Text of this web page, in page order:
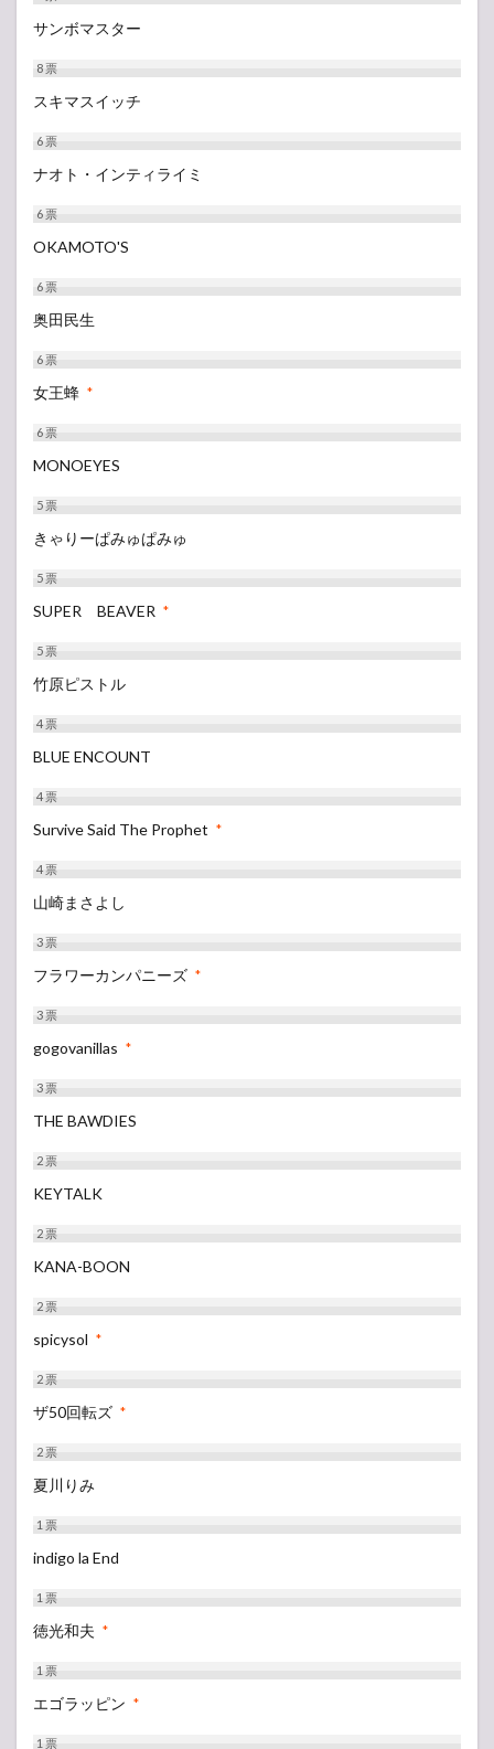
サンボマスター
8票
スキマスイッチ
6票
ナオト・インティライミ
6票
OKAMOTO'S
6票
奥田民生
6票
女王蜂 *
6票
MONOEYES
5票
きゃりーぱみゅぱみゅ
5票
SUPER BEAVER *
5票
竹原ピストル
4票
BLUE ENCOUNT
4票
Survive Said The Prophet *
4票
山崎まさよし
3票
フラワーカンパニーズ *
3票
gogovanillas *
3票
THE BAWDIES
2票
KEYTALK
2票
KANA-BOON
2票
spicysol *
2票
ザ50回転ズ *
2票
夏川りみ
1票
indigo la End
1票
徳光和夫 *
1票
エゴラッピン *
1票